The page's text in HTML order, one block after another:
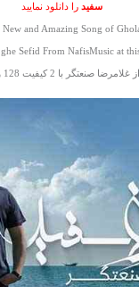
سفید را دانلود نمایید
and Amazing Song of
Sefid From NafisMusic at
کیفیت 128 و 320 همراه با متن آهنگ